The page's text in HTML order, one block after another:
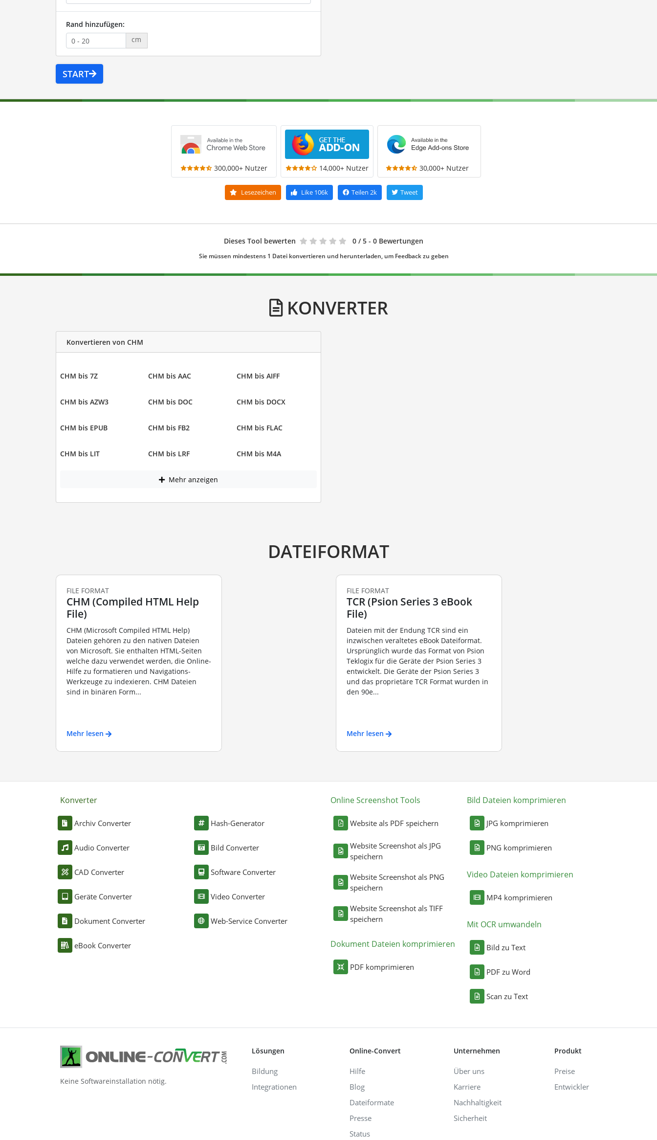
Rand hinzufügen:
cm
START
300,000+ Nutzer 14,000+ Nutzer 30,000+ Nutzer
Lesezeichen Like106k Teilen 2k Tweet
Dieses Tool bewerten 0 / 5 - 0 Bewertungen
Sie müssen mindestens 1 Datei konvertieren und herunterladen, um Feedback zu geben
KONVERTER
Konvertieren von CHM
CHM bis 7Z CHM bis AAC CHM bis AIFF
CHM bis AZW3 CHM bis DOC CHM bis DOCX
CHM bis EPUB CHM bis FB2 CHM bis FLAC
CHM bis LIT CHM bis LRF CHM bis M4A
Mehr anzeigen
DATEIFORMAT
FILE FORMAT
CHM (Compiled HTML Help
File)
CHM (Microsoft Compiled HTML Help)
Dateien gehören zu den nativen Dateien
von Microsoft. Sie enthalten HTML-Seiten
welche dazu verwendet werden, die Online-
Hilfe zu formatieren und Navigations-
Werkzeuge zu indexieren. CHM Dateien
sind in binären Form...
Mehr lesen
FILE FORMAT
TCR (Psion Series 3 eBook
File)
Dateien mit der Endung TCR sind ein
inzwischen veraltetes eBook Dateiformat.
Ursprünglich wurde das Format von Psion
Teklogix für die Geräte der Psion Series 3
entwickelt. Die Geräte der Psion Series 3
und das proprietäre TCR Format wurden in
den 90e...
Mehr lesen
Konverter
Archiv Converter
Audio Converter
CAD Converter
Geräte Converter
Dokument Converter
eBook Converter
Hash-Generator
Bild Converter
Software Converter
Video Converter
Web-Service Converter
Online Screenshot Tools
Website als PDF speichern
Website Screenshot als JPG
speichern
Website Screenshot als PNG
speichern
Website Screenshot als TIFF
speichern
Dokument Dateien komprimieren
PDF komprimieren
Bild Dateien komprimieren
JPG komprimieren
PNG komprimieren
Video Dateien komprimieren
MP4 komprimieren
Mit OCR umwandeln
Bild zu Text
PDF zu Word
Scan zu Text
Keine Softwareinstallation nötig.
Lösungen
Bildung
Integrationen
Online-Convert
Hilfe
Blog
Dateiformate
Presse
Status
Unternehmen
Über uns
Karriere
Nachhaltigkeit
Sicherheit
Produkt
Preise
Entwickler